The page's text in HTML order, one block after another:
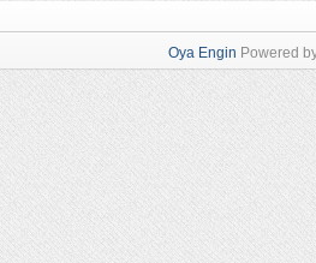
Oya Engin Powered